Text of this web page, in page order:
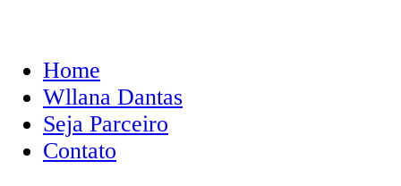
Home
Wllana Dantas
Seja Parceiro
Contato